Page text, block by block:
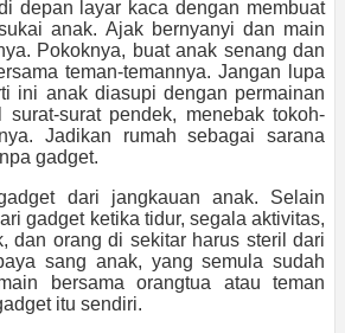
depan layar kaca dengan membuat
anak. Ajak bernyanyi dan main
Pokoknya, buat anak senang dan
teman-temannya. Jangan lupa
ini anak diasupi dengan permainan
surat-surat pendek, menebak tokoh-
Jadikan rumah sebagai sarana
gadget.
dari jangkauan anak. Selain
gadget ketika tidur, segala aktivitas,
dan orang di sekitar harus steril dari
sang anak, yang semula sudah
bersama orangtua atau teman
itu sendiri.